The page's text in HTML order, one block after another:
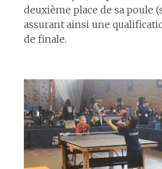
deuxième place de sa poule
assurant ainsi une
de finale.